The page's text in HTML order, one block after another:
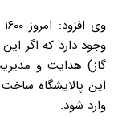
وجود دارد که اگر
گاز) هدایت و
این پالایشگاه
وارد شود.